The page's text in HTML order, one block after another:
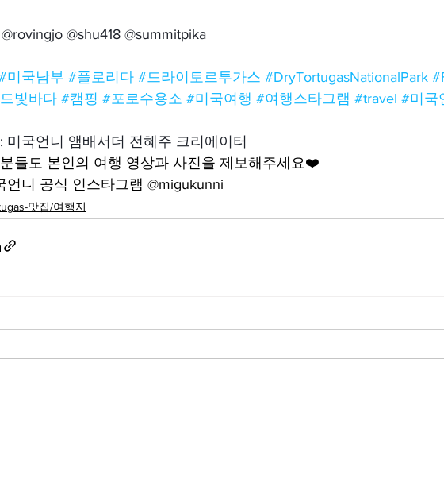
@shu418 @summitpika
미국남부 #플로리다 #드라이토르투가스 #DryTortugasNationalPark
빛바다 #캠핑 #포로수용소 #미국여행 #여행스타그램 #travel #미국
미국언니 앰배서더 전혜주 크리에이터
들도 본인의 여행 영상과 사진을 제보해주세요❤️
언니 공식 인스타그램 @migukunni
맛집/여행지